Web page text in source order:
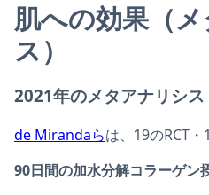
肌への効果（
ス）
2021年のメタアナリシ
de Mirandaらは、19のRCT・
90日間の加水分解コラーゲン